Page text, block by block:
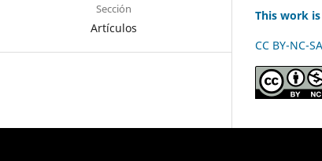
Sección
Artículos
This work
CC BY-NC-